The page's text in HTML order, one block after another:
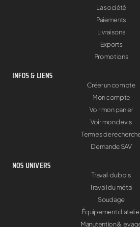
La société
Paiements
Livraisons
Exports
Promotions
INFOS & LIENS
Créer un compte
Mon compte
Voir mon panier
Voir mon devis
Termes de
Demande SAV
NOS UNIVERS
Travail du bois
Travail du métal
Soudage
Équipement
Manutention &